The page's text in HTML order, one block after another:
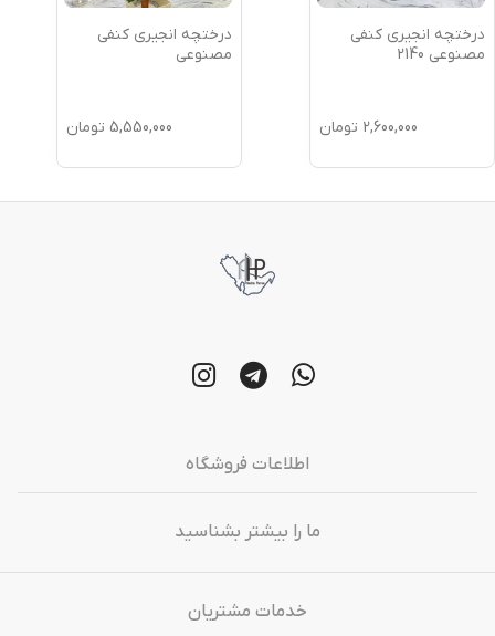
درختچه انجیری کنفی
مصنوعی 2140
2,600,000 تومان
درختچه انجیری کنفی
مصنوعی
5,550,000 تومان
اطلاعات فروشگاه
ما را بیشتر بشناسید
خدمات مشتریان